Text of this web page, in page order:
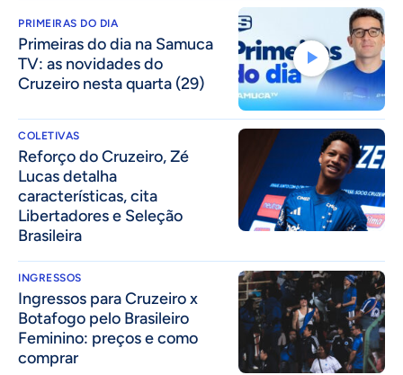
PRIMEIRAS DO DIA
Primeiras do dia na Samuca
TV: as novidades do
Cruzeiro nesta quarta (29)
COLETIVAS
⁠Reforço do Cruzeiro, Zé
Lucas detalha
características, cita
Libertadores e Seleção
Brasileira
INGRESSOS
Ingressos para Cruzeiro x
Botafogo pelo Brasileiro
Feminino: preços e como
comprar